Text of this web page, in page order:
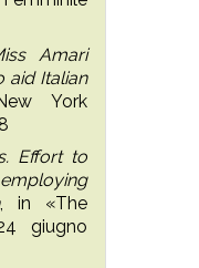
Amari
aid Italian
York
Effort to
, in «The
giugno